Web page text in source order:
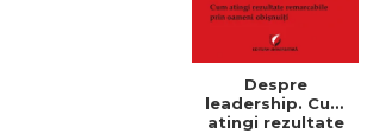
Despre
leadership. Cum
atingi rezultate